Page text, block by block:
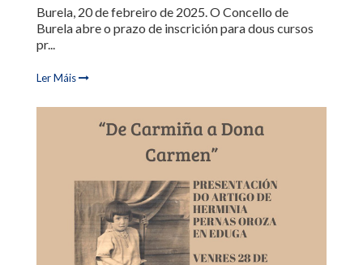
Burela, 20 de febreiro de 2025. O Concello de
Burela abre o prazo de inscrición para dous cursos
pr...
Ler Máis